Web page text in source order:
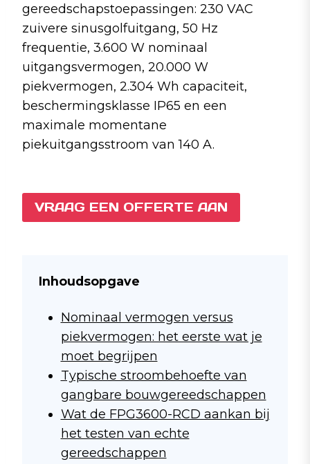
gereedschapstoepassingen: 230 VAC
zuivere sinusgolfuitgang, 50 Hz
frequentie, 3.600 W nominaal
uitgangsvermogen, 20.000 W
piekvermogen, 2.304 Wh capaciteit,
beschermingsklasse IP65 en een
maximale momentane
piekuitgangsstroom van 140 A.
VRAAG EEN OFFERTE AAN
Inhoudsopgave
Nominaal vermogen versus
piekvermogen: het eerste wat je
moet begrijpen
Typische stroombehoefte van
gangbare bouwgereedschappen
Wat de FPG3600-RCD aankan bij
het testen van echte
gereedschappen